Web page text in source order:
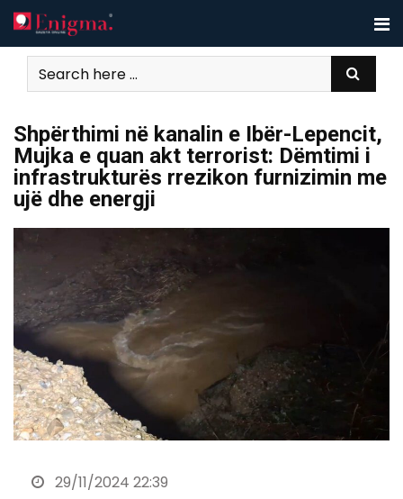
Skip
to
content
Shpërthimi në kanalin e Ibër-Lepencit,
Mujka e quan akt terrorist: Dëmtimi i
infrastrukturës rrezikon furnizimin me
ujë dhe energji
29/11/2024 22:39